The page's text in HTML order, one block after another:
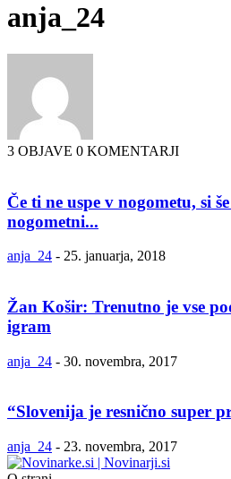
anja_24
3 OBJAVE 0 KOMENTARJI
Če ti ne uspe v nogometu, si
nogometni...
anja_24 - 25. januarja, 2018
Žan Košir: Trenutno je vse
igram
anja_24 - 30. novembra, 2017
“Slovenija je resnično super
anja_24 - 23. novembra, 2017